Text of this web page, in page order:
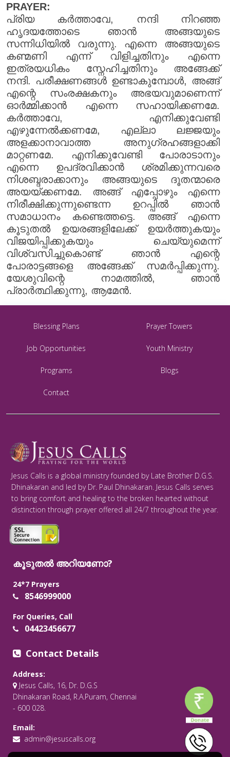
PRAYER:
പ്രിയ കർത്താവേ, നന്ദി നിറഞ്ഞ
ഹൃദയത്തോടെ ഞാൻ അങ്ങയുടെ
സന്നിധിയിൽ വരുന്നു. എന്നെ അങ്ങയുടെ
കണ്മണി എന്ന് വിളിച്ചതിനും എന്നെ
ഇത്രയധികം സ്നേഹിച്ചതിനും അങ്ങേക്ക്
നന്ദി. പരീക്ഷണങ്ങൾ ഉണ്ടാകുമ്പോൾ, അങ്ങ്
എന്റെ സംരക്ഷകനും അഭയവുമാണെന്ന്
ഓർമ്മിക്കാൻ എന്നെ സഹായിക്കണമേ.
കർത്താവേ, എനിക്കുവേണ്ടി
എഴുന്നേൽക്കണമേ, എല്ലാ ലജ്ജയും
അളക്കാനാവാത്ത അനുഗ്രഹങ്ങളാക്കി
മാറ്റണമേ. എനിക്കുവേണ്ടി പോരാടാനും
എന്നെ ഉപദ്രവിക്കാൻ ശ്രമിക്കുന്നവരെ
നിശബ്ദരാക്കാനും അങ്ങയുടെ ദൂതന്മാരെ
അയയ്ക്കണമേ. അങ്ങ് എപ്പോഴും എന്നെ
നിരീക്ഷിക്കുന്നുണ്ടെന്ന ഉറപ്പിൽ ഞാൻ
സമാധാനം കണ്ടെത്തട്ടെ. അങ്ങ് എന്നെ
കൂടുതൽ ഉയരങ്ങളിലേക്ക് ഉയർത്തുകയും
വിജയിപ്പിക്കുകയും ചെയ്യുമെന്ന്
വിശ്വസിച്ചുകൊണ്ട് ഞാൻ എന്റെ
പോരാട്ടങ്ങളെ അങ്ങേക്ക് സമർപ്പിക്കുന്നു.
യേശുവിന്റെ നാമത്തിൽ, ഞാൻ
പ്രാർത്ഥിക്കുന്നു, ആമേൻ.
Blessing Plans Prayer Towers
Job Opportunities Youth Ministry
Programs Blogs
Contact
Jesus Calls is a global ministry founded by Late Brother D.G.S.
Dhinakaran and led by Dr. Paul Dhinakaran. Jesus Calls serves
to bring comfort and healing to the broken hearted without
distinction through prayer offered all 24/7 throughout the year.
കൂടുതൽ അറിയണോ?
24*7 Prayers
8546999000
For Queries, Call
04423456677
Contact Details
Address:
Jesus Calls, 16, Dr. D.G.S
Dhinakaran Road, R.A.Puram, Chennai
- 600 028.
Email:
admin@jesuscalls.org